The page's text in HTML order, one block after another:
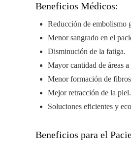
Beneficios Médicos:
Reducción de embolismo
Menor sangrado en el
Disminución de la fatiga.
Mayor cantidad de áreas a
Menor formación de
Mejor retracción de la piel.
Soluciones eficientes y
Beneficios para el